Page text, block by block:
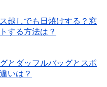
越しでも日焼けする？窓
する方法は？
とダッフルバッグとスポ
いは？